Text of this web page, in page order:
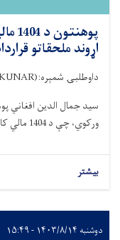
اړوند ملحقاتو
داوطلبۍ شمېره:
سید جمال الدین افغاني
ورکوي،چې د 1404 مالي کال لپاره د روغنیاتو او د هغې اړوند . . .
بیشتر
دوشنبه ۱۴۰۳/۸/۱۴ - ۱۵:۴۹